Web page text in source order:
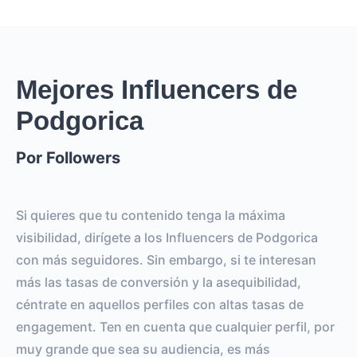
Mejores Influencers de
Podgorica
Por Followers
Si quieres que tu contenido tenga la máxima
visibilidad, dirígete a los Influencers de Podgorica
con más seguidores. Sin embargo, si te interesan
más las tasas de conversión y la asequibilidad,
céntrate en aquellos perfiles con altas tasas de
engagement. Ten en cuenta que cualquier perfil, por
muy grande que sea su audiencia, es más